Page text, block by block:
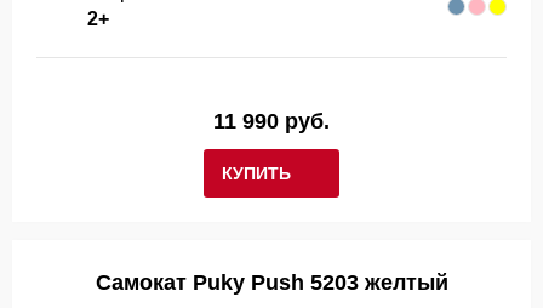
2+
КУПИТЬ
11 990 руб.
Самокат Puky Push 5203 желтый